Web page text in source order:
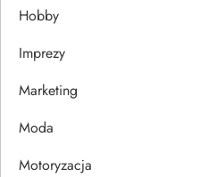
a
w
p
Hobby
Imprezy
Marketing
Moda
Motoryzacja